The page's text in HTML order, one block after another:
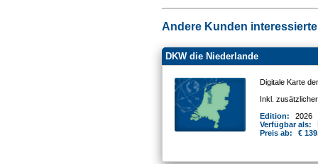
Andere Kunden
DKW die Niederlande
Digitale Karte
Inkl.
Edition:
2026
Verfügbar als:
Preis ab:
€